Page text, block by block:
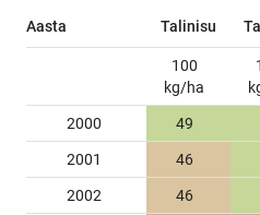
Aasta Talinisu
100
kg/ha
2000 49
2001 46
2002 46